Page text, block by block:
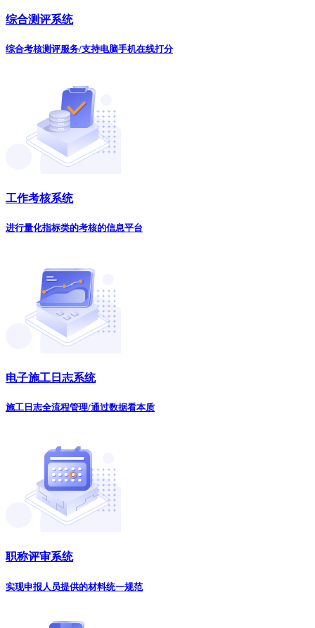
综合测评系统
综合考核测评服务/支持电脑手机在线打分
工作考核系统
进行量化指标类的考核的信息平台
电子施工日志系统
施工日志全流程管理/通过数据看本质
职称评审系统
实现申报人员提供的材料统一规范